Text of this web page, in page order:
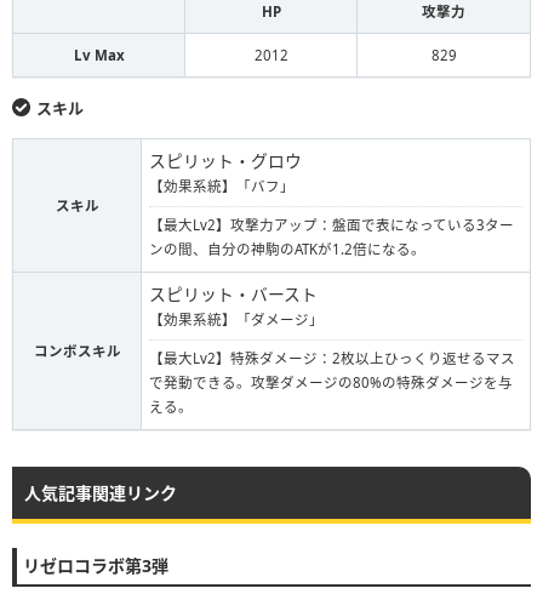
HP 攻撃力
Lv Max 2012 829
スキル
スキル
スピリット・グロウ
【効果系統】「バフ」
【最大Lv2】攻撃力アップ：盤面で表になっている3ター
ンの間、自分の神駒のATKが1.2倍になる。
コンボスキル
スピリット・バースト
【効果系統】「ダメージ」
【最大Lv2】特殊ダメージ：2枚以上ひっくり返せるマス
で発動できる。攻撃ダメージの80%の特殊ダメージを与
える。
人気記事関連リンク
リゼロコラボ第3弾